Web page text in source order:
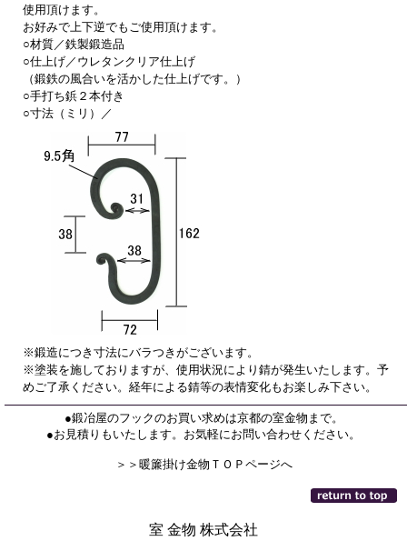
使用頂けます。
お好みで上下逆でもご使用頂けます。
○材質／鉄製鍛造品
○仕上げ／ウレタンクリア仕上げ
（鍛鉄の風合いを活かした仕上げです。）
○手打ち鋲２本付き
○寸法（ミリ）／
※鍛造につき寸法にバラつきがございます。
※塗装を施しておりますが、使用状況により錆が発生いたします。予
めご了承ください。経年による錆等の表情変化もお楽しみ下さい。
●鍛冶屋のフックのお買い求めは京都の室金物まで。
●お見積りもいたします。お気軽にお問い合わせください。
＞＞暖簾掛け金物ＴＯＰページへ
室 金物 株式会社